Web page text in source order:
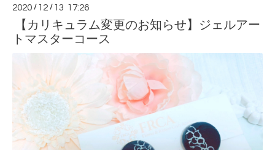
2020 / 12 / 13 17:26
【カリキュラム変更のお知らせ】ジェルアー
トマスターコース